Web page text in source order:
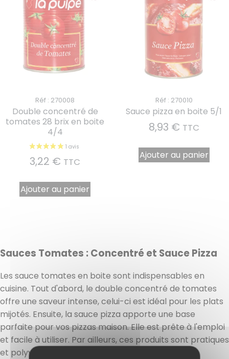
Réf : 270008
Double concentré de
tomates 28 brix en boite
4/4
3,22 € TTC
Ajouter au panier
Réf : 270010
Sauce pizza en boite 5/1
8,93 € TTC
Ajouter au panier
Sauces Tomates : Concentré et Sauce Pizza
Les sauce tomates en boite sont indispensables en
cuisine. Tout d'abord, le double concentré de tomates
offre une saveur intense, celui-ci est idéal pour les plats
mijotés. Ensuite, la sauce pizza apporte une base
parfaite pour vos pizzas maison. Elle est prête à l'emploi
et facile à utiliser. Par ailleurs, ces produits sont pratiques
et polyvalents, prêt à être utilisé pour divers